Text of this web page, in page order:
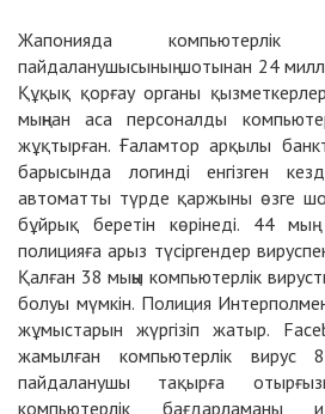
Жапонияда
пайдаланушысының шотынан 24
Құқық қорғау органы
мыңнан аса персоналды
жұқтырған. Ғаламтор арқылы
барысында логинді енгізген
автоматты түрде қаржыны өзге
бұйрық беретін көрінеді. 44
полицияға арыз түсіргендер
Қалған 38 мыңы компьютерлік
болуы мүмкін. Полиция Интерполмен
жұмыстарын жүргізіп жатыр.
жамылған компьютерлік вирус
пайдаланушы тақырға
компьютерлік бағдарламаны